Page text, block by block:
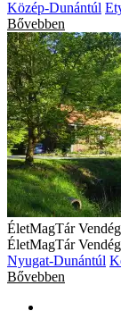
Közép-Dunántúl
Bővebben
ÉletMagTár
ÉletMagTár
Nyugat-Dunántúl
Bővebben